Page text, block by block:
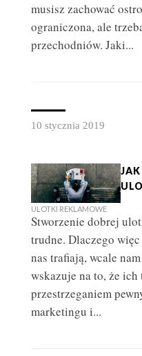
musisz zachować
ograniczona, ale
przechodniów. Jaki...
10 stycznia 2019
ULOTKI REKLAMOWE
Stworzenie dobrej
trudne. Dlaczego
nas trafiają, wcale
wskazuje na to, że
przestrzeganiem
marketingu i...